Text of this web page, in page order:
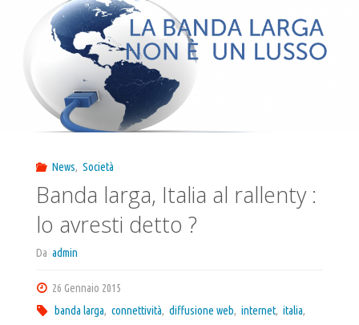
casa"
News, Società
Banda larga, Italia al rallenty :
lo avresti detto ?
Da admin
26 Gennaio 2015
banda larga, connettività, diffusione web, internet, italia,